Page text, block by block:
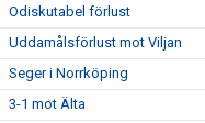
Odiskutabel förlust
Uddamålsförlust mot Viljan
Seger i Norrköping
3-1 mot Älta